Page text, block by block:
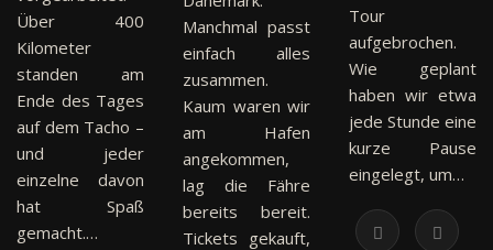
Über 400
Kilometer
standen am
Ende des Tages
auf dem Tacho –
und jeder
einzelne davon
hat Spaß
gemacht.…
Manchmal passt
einfach alles
zusammen.
Kaum waren wir
am Hafen
angekommen,
lag die Fähre
bereits bereit.
Tickets gekauft,
Tour
aufgebrochen.
Wie geplant
haben wir etwa
jede Stunde eine
kurze Pause
eingelegt, um…